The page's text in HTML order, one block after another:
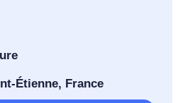
Étienne, France